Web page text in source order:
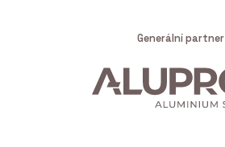
Generální partner